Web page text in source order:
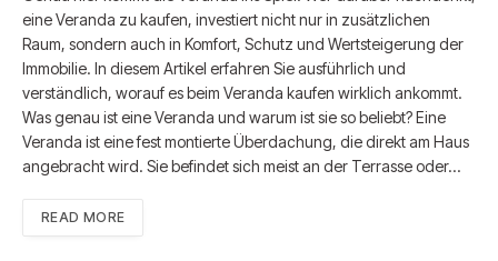
eine Veranda zu kaufen, investiert nicht nur in zusätzlichen
Raum, sondern auch in Komfort, Schutz und Wertsteigerung der
Immobilie. In diesem Artikel erfahren Sie ausführlich und
verständlich, worauf es beim Veranda kaufen wirklich ankommt.
Was genau ist eine Veranda und warum ist sie so beliebt? Eine
Veranda ist eine fest montierte Überdachung, die direkt am Haus
angebracht wird. Sie befindet sich meist an der Terrasse oder…
READ MORE